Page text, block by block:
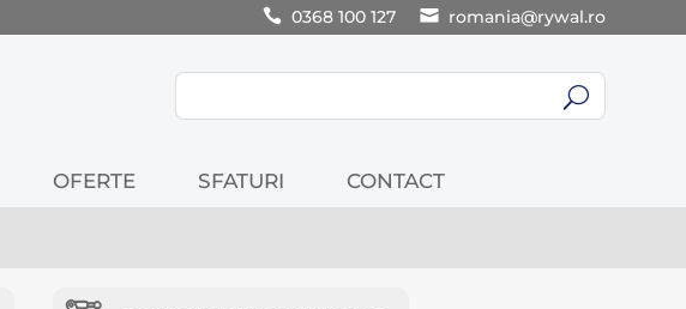
0368 100 127 romania@rywal.ro
U
OFERTE SFATURI CONTACT